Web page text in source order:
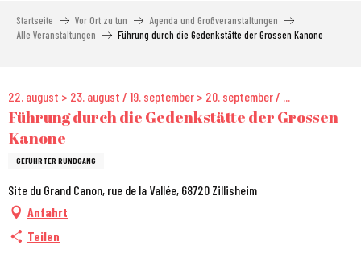
Startseite Vor Ort zu tun
Agenda und Großveranstaltungen
Alle Veranstaltungen
Führung durch die Gedenkstätte der Grossen Kanone
22. august > 23. august / 19. september > 20. september / ...
Führung durch die Gedenkstätte der Grossen
Kanone
GEFÜHRTER RUNDGANG
Site du Grand Canon, rue de la Vallée, 68720 Zillisheim
Anfahrt
Teilen